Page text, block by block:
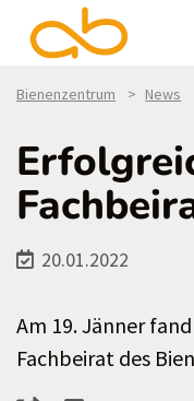
Bienenzentrum News
20.01.2022
Am 19. Jänner
Fachbeirat des